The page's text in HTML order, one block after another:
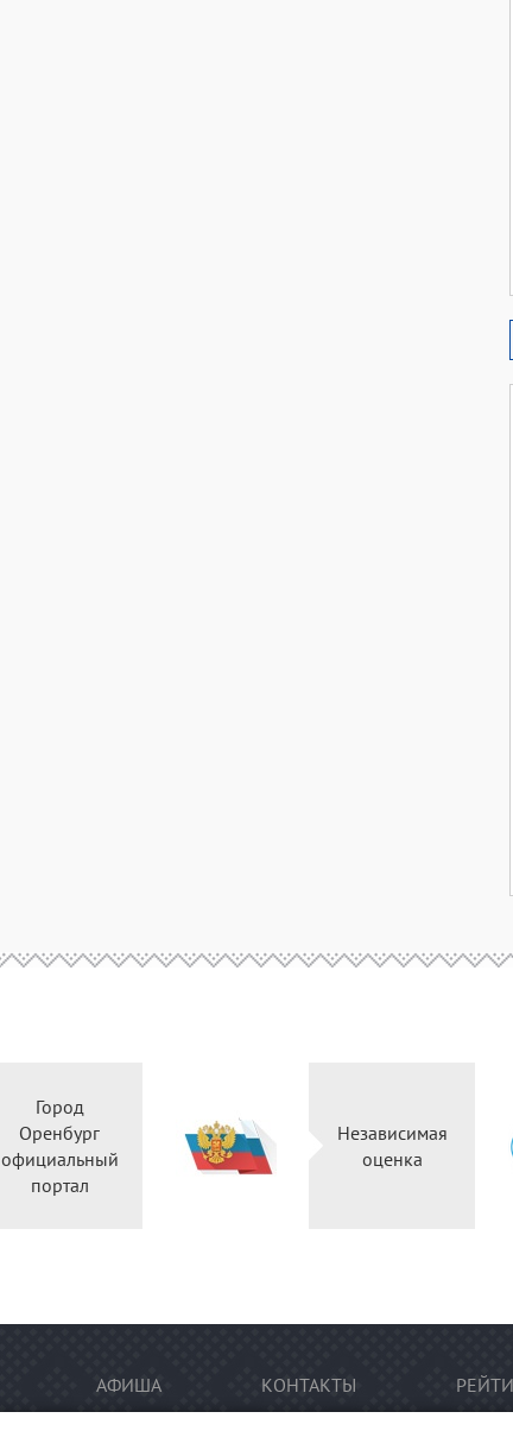
Город
Оренбург
официальный
портал
Независимая
оценка
АФИША КОНТАКТЫ